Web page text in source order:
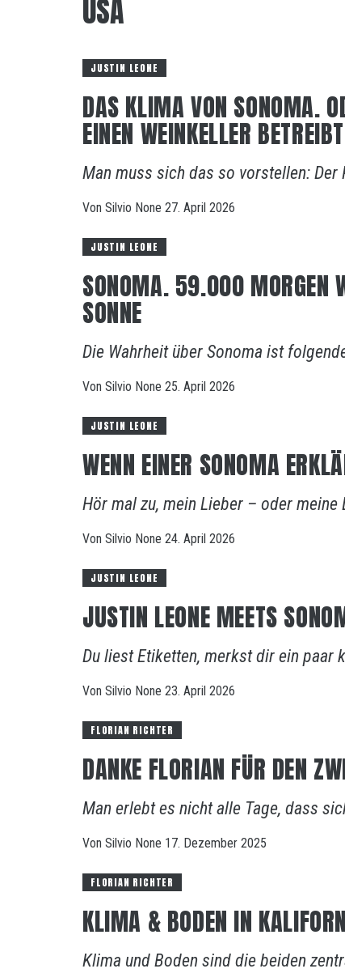
USA
JUSTIN LEONE
DAS KLIMA VON SONOMA.
EINEN WEINKELLER BETREIBT
Man muss sich das so vorstellen:
Von Silvio None 27. April 2026
JUSTIN LEONE
SONOMA. 59.000 MORGEN
SONNE
Die Wahrheit über Sonoma ist
Von Silvio None 25. April 2026
JUSTIN LEONE
WENN EINER SONOMA
Hör mal zu, mein Lieber – oder
Von Silvio None 24. April 2026
JUSTIN LEONE
JUSTIN LEONE MEETS
Du liest Etiketten, merkst dir ein paar
Von Silvio None 23. April 2026
FLORIAN RICHTER
DANKE FLORIAN FÜR DEN
Man erlebt es nicht alle Tage, dass
Von Silvio None 17. Dezember 2025
FLORIAN RICHTER
KLIMA & BODEN IN
Klima und Boden sind die beiden